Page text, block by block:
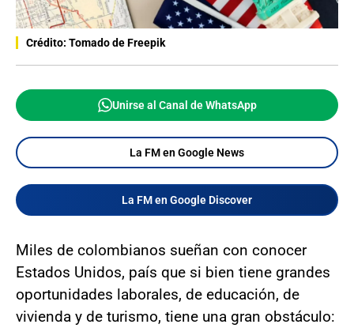
Crédito: Tomado de Freepik
Unirse al Canal de WhatsApp
La FM en Google News
La FM en Google Discover
Miles de colombianos sueñan con conocer
Estados Unidos, país que si bien tiene grandes
oportunidades laborales, de educación, de
vivienda y de turismo, tiene una gran obstáculo: